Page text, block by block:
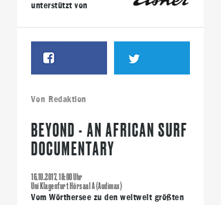
unterstützt von
Von Redaktion
BEYOND - AN AFRICAN SURF
DOCUMENTARY
16.10.2017, 18:00 Uhr
Uni Klagenfurt Hörsaal A (Audimax)
Vom Wörthersee zu den weltweit größten